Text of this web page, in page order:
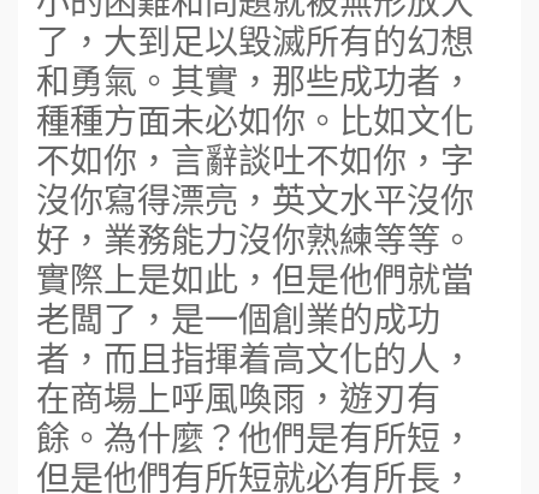
了，大到足以毀滅所有的幻想
和勇氣。其實，那些成功者，
種種方面未必如你。比如文化
不如你，言辭談吐不如你，字
沒你寫得漂亮，英文水平沒你
好，業務能力沒你熟練等等。
實際上是如此，但是他們就當
老闆了，是一個創業的成功
者，而且指揮着高文化的人，
在商場上呼風喚雨，遊刃有
餘。為什麼？他們是有所短，
但是他們有所短就必有所長，